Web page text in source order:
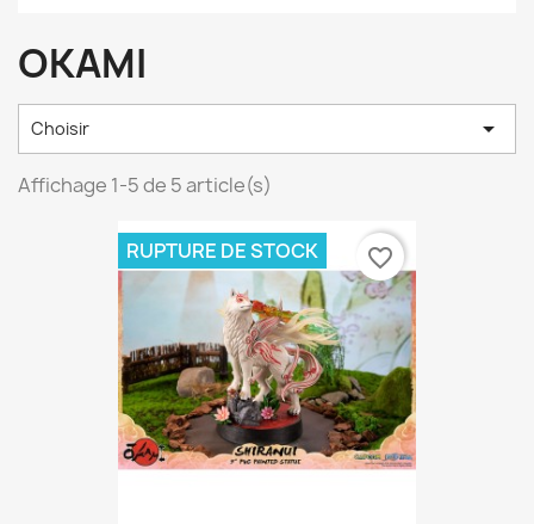
OKAMI
Choisir 
Affichage 1-5 de 5 article(s)
RUPTURE DE STOCK favorite_border